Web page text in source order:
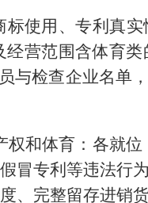
使用、专利真
营范围含体育
与检查企业名单
和体育：各就
冒专利等违法行
、完整留存进销